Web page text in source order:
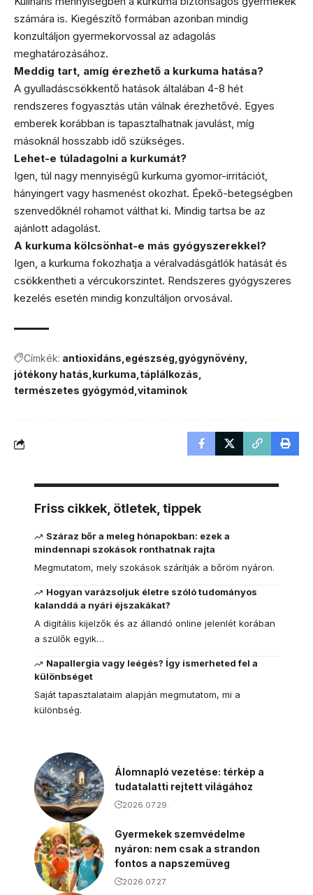
számára is. Kiegészítő formában azonban mindig
konzultáljon gyermekorvossal az adagolás
meghatározásához.
Meddig tart, amíg érezhető a kurkuma hatása?
A gyulladáscsökkentő hatások általában 4-8 hét
rendszeres fogyasztás után válnak érezhetővé. Egyes
emberek korábban is tapasztalhatnak javulást, míg
másoknál hosszabb idő szükséges.
Lehet-e túladagolni a kurkumát?
Igen, túl nagy mennyiségű kurkuma gyomor-irritációt,
hányingert vagy hasmenést okozhat. Épekő-betegségben
szenvedőknél rohamot válthat ki. Mindig tartsa be az
ajánlott adagolást.
A kurkuma kölcsönhat-e más gyógyszerekkel?
Igen, a kurkuma fokozhatja a véralvadásgátlók hatását és
csökkentheti a vércukorszintet. Rendszeres gyógyszeres
kezelés esetén mindig konzultáljon orvosával.
Címkék: antioxidáns egészség gyógynövény
jótékony hatás kurkuma táplálkozás
természetes gyógymód vitaminok
Friss cikkek, ötletek, tippek
Száraz bőr a meleg hónapokban: ezek a
mindennapi szokások ronthatnak rajta
Megmutatom, mely szokások szárítják a bőröm nyáron.
Hogyan varázsoljuk életre szóló tudományos
kalanddá a nyári éjszakákat?
A digitális kijelzők és az állandó online jelenlét korában
a szülők egyik…
Napallergia vagy leégés? Így ismerheted fel a
különbséget
Saját tapasztalataim alapján megmutatom, mi a
különbség.
Álomnapló vezetése: térkép a
tudatalatti rejtett világához
2026.07.29.
Gyermekek szemvédelme
nyáron: nem csak a strandon
fontos a napszemüveg
2026.07.27.